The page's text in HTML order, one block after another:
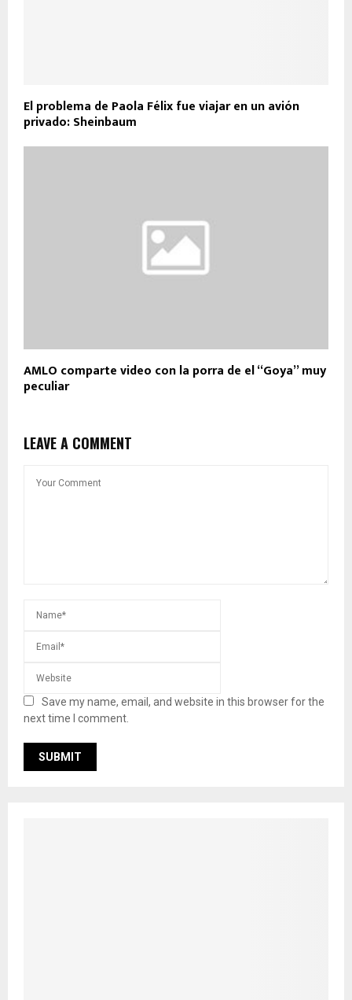
El problema de Paola Félix fue viajar en un avión
privado: Sheinbaum
AMLO comparte video con la porra de el “Goya” muy
peculiar
LEAVE A COMMENT
Save my name, email, and website in this browser for the
next time I comment.